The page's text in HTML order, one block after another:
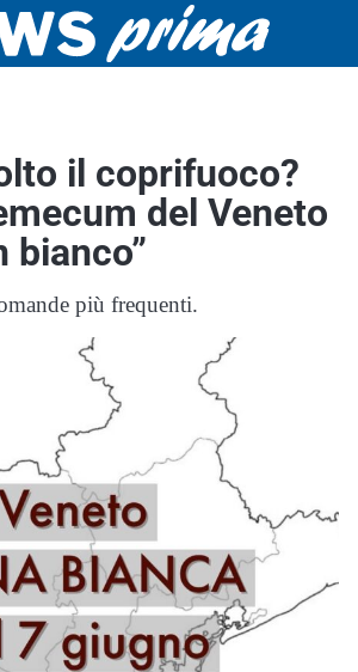
il coprifuoco?
del Veneto
bianco”
più frequenti.